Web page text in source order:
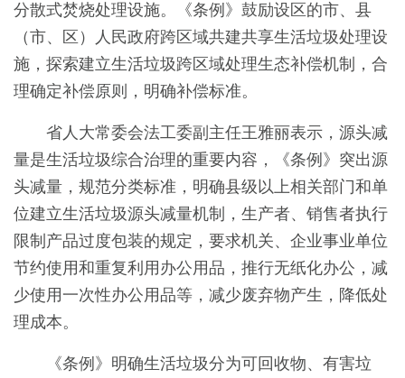
分散式焚烧处理设施。《条例》鼓励设区的市、县
（市、区）人民政府跨区域共建共享生活垃圾处理设
施，探索建立生活垃圾跨区域处理生态补偿机制，合
理确定补偿原则，明确补偿标准。
省人大常委会法工委副主任王雅丽表示，源头减
量是生活垃圾综合治理的重要内容，《条例》突出源
头减量，规范分类标准，明确县级以上相关部门和单
位建立生活垃圾源头减量机制，生产者、销售者执行
限制产品过度包装的规定，要求机关、企业事业单位
节约使用和重复利用办公用品，推行无纸化办公，减
少使用一次性办公用品等，减少废弃物产生，降低处
理成本。
《条例》明确生活垃圾分为可回收物、有害垃